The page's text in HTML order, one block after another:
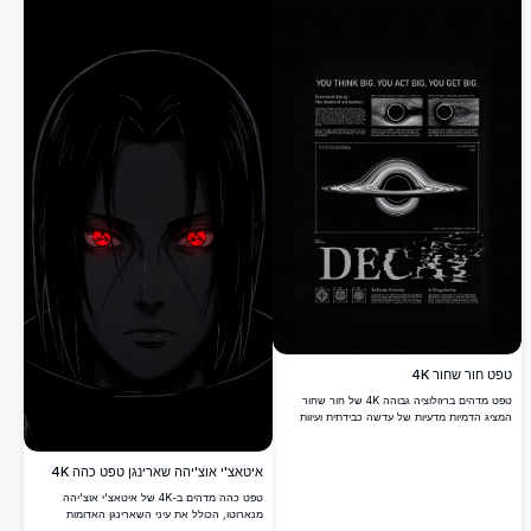
טפט חור שחור 4K
טפט מדהים ברזולוציה גבוהה 4K של חור שחור
המציג הדמיות מדעיות של עדשה כבידתית ועיוות
איטאצ'י אוצ'יהה שארינגן טפט כהה 4K
טפט כהה מדהים ב-4K של איטאצ'י אוצ'יהה
מנארוטו, הכולל את עיני השארינגן האדומות